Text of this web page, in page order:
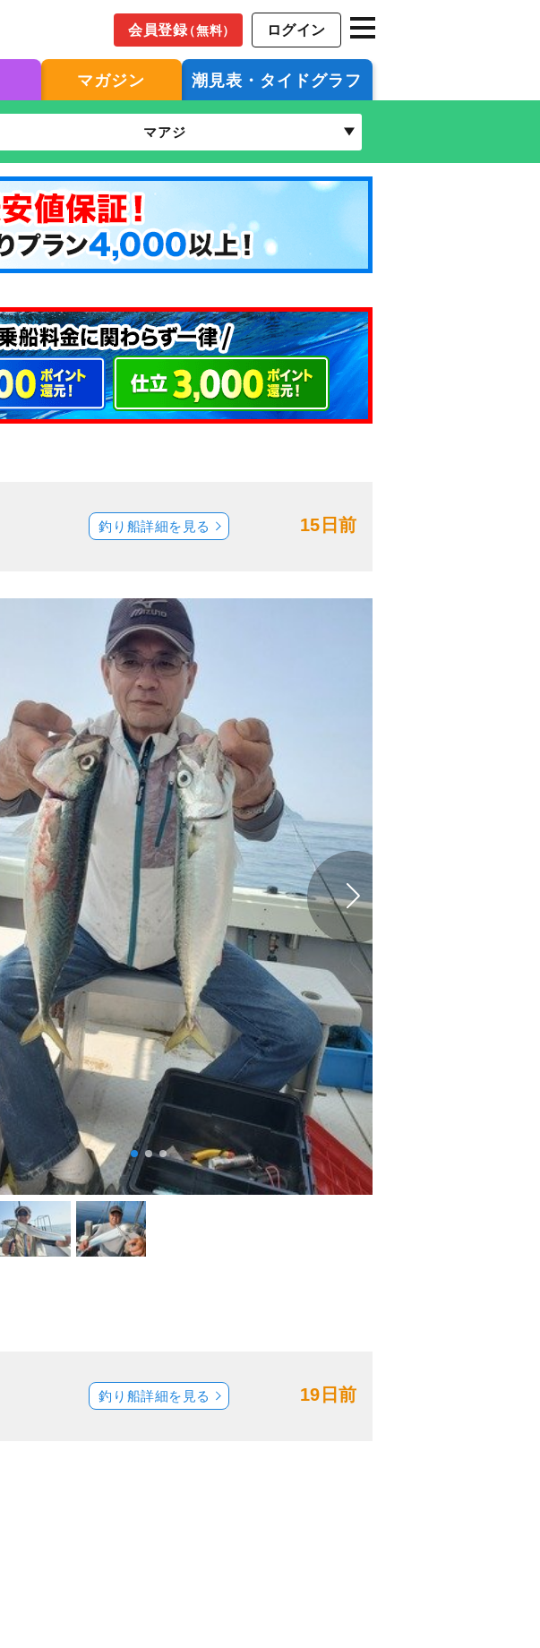
会員登録（無料） ログイン
マガジン 潮見表・タイドグラフ
マアジ
15日前
釣り船詳細を見る
19日前
釣り船詳細を見る